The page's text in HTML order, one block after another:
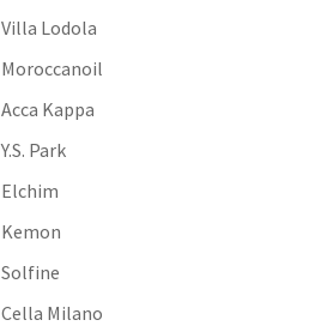
Villa Lodola
Moroccanoil
Acca Kappa
Y.S. Park
Elchim
Kemon
Solfine
Cella Milano